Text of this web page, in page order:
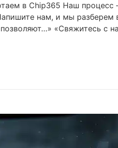
в Chip365 Наш
нам, и мы разберем
«Свяжитесь с